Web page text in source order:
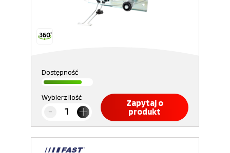
Dostępność
Wybierz ilość
Zapytaj o
produkt